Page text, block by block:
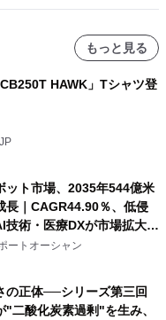
もっと見る
HAWK」Tシャツ登
ット市場、2035年544億米
長｜CAGR44.90％、低侵
技術・医療DXが市場拡大を
ートオーシャン
の正体──シリーズ第三回
"二酸化炭素過剰"を生み、